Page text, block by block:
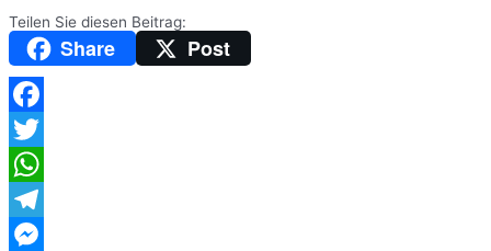
Teilen Sie diesen Beitrag:
Share Post
Facebook
Twitter
WhatsApp
Telegram